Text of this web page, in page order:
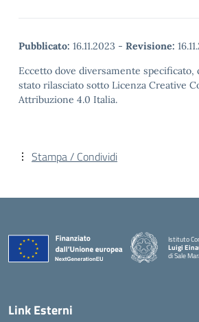
Pubblicato: 16.11.2023 - Revisione:
Eccetto dove diversamente specificato,
stato rilasciato sotto Licenza Creative
Attribuzione 4.0 Italia.
Stampa / Condividi
Istituto
Luigi
di Sale
Link Esterni